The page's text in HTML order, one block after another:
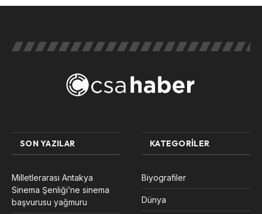
SON YAZILAR
Milletlerarası Antakya
Sinema Şenliği’ne sinema
başvurusu yağmuru
KATEGORILER
Biyografiler
Dünya